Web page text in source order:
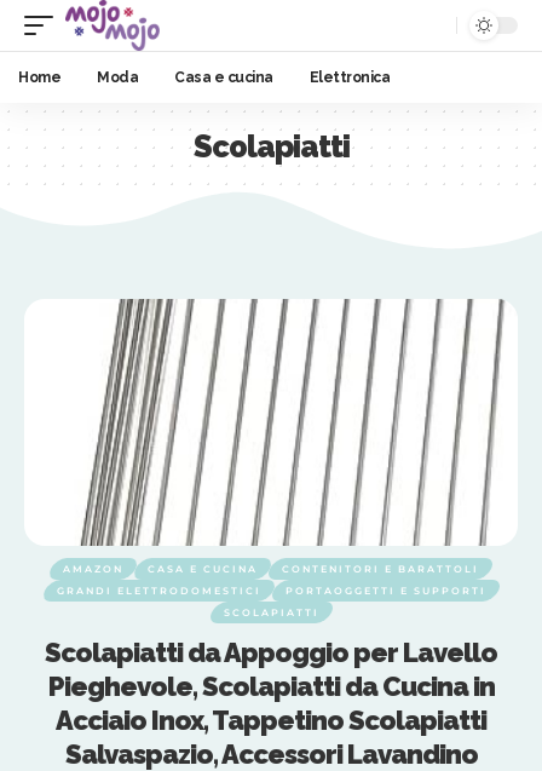
Home Moda Casa e cucina Elettronica
Scolapiatti
CONTENITORI E BARATTOLI
PORTAOGGETTI E SUPPORTI
per Lavello
da Cucina in
Scolapiatti
Lavandino
AMAZON CASA E CUCINA
GRANDI ELETTRODOMESTICI
ViWaVee
Pieghevole e
Inossidabile
Cucina, Organizer